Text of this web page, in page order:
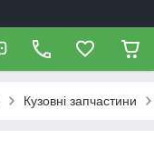
Кузовні запчастини